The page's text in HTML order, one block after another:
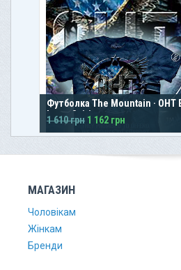
Футболка The Mountain · OHT
Inner Spirit
1 610 грн 1 162 грн
МАГАЗИН
Чоловікам
Жінкам
Бренди